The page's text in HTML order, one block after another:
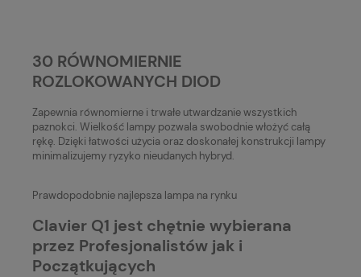
30 RÓWNOMIERNIE
ROZLOKOWANYCH DIOD
Zapewnia równomierne i trwałe utwardzanie wszystkich
paznokci. Wielkość lampy pozwala swobodnie włożyć całą
rękę. Dzięki łatwości użycia oraz doskonałej konstrukcji lampy
minimalizujemy ryzyko nieudanych hybryd.
Prawdopodobnie najlepsza lampa na rynku
Clavier Q1 jest chętnie wybierana
przez Profesjonalistów jak i
Początkujących